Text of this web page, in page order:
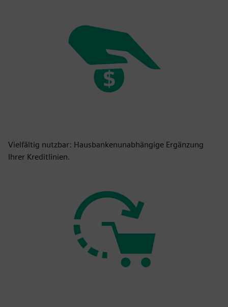
Vielfältig nutzbar: Hausbankenunabhängige Ergänzung
Ihrer Kreditlinien.